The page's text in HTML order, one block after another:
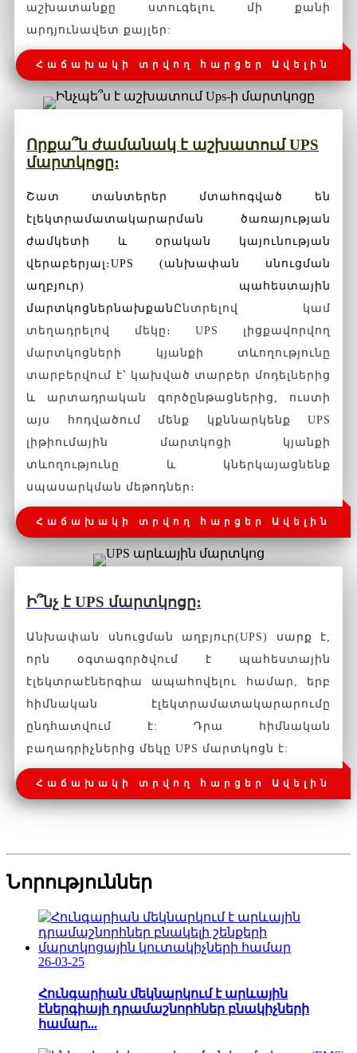
աշխատանքը ստուգելու մի քանի
արդյունավետ քայլեր:
Հաճախակի տրվող հարցեր Ավելին
Որքա՞ն ժամանակ է աշխատում UPS
մարտկոցը։
Շատ տանտերեր մտահոգված են
էլեկտրամատակարարման ծառայության
ժամկետի և օրական կայունության
վերաբերյալ։ UPS (անխափան սնուցման
աղբյուր) պահեստային
մարտկոցներնախքան Ընտրելով կամ
տեղադրելով մեկը։ UPS լիցքավորվող
մարտկոցների կյանքի տևողությունը
տարբերվում է՝ կախված տարբեր մոդելներից
և արտադրական գործընթացներից, ուստի
այս հոդվածում մենք կքննարկենք UPS
լիթիումային մարտկոցի կյանքի
տևողությունը և կներկայացնենք
սպասարկման մեթոդներ։
Հաճախակի տրվող հարցեր Ավելին
Ի՞նչ է UPS մարտկոցը։
Անխափան սնուցման աղբյուր(UPS)
սարք է,
որն օգտագործվում է պահեստային
էլեկտրաէներգիա ապահովելու համար, երբ
հիմնական էլեկտրամատակարարումը
ընդհատվում է: Դրա հիմնական
բաղադրիչներից մեկը UPS մարտկոցն է:
Հաճախակի տրվող հարցեր Ավելին
Նորություններ
26-03-25
Հունգարիան մեկնարկում է արևային
էներգիայի դրամաշնորհներ բնակիչների
համար...